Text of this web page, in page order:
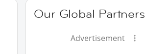
Our Global Partners
Advertisement